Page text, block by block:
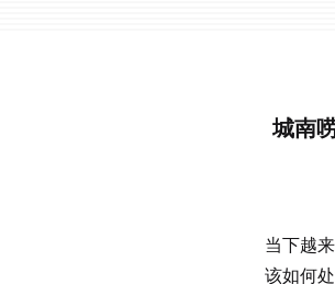
城南
当下越
该如何